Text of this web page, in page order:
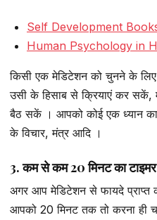
Self Development
Human Psychology in
किसी एक मेडिटेशन को चुनने के
उसी के हिसाब से क्रियाएं कर
बैठ सकें । आपको कोई एक ध्यान
के विचार, मंत्र आदि ।
3. कम से कम 20 मिनट का
अगर आप मेडिटेशन से फायदे प्राप्त
आपको 20 मिनट तक तो करना ही